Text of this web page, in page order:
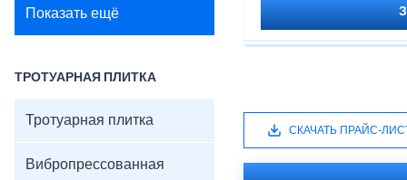
Показать ещё
ТРОТУАРНАЯ ПЛИТКА
Тротуарная плитка
Вибропрессованная
СКАЧАТЬ ПРАЙС-